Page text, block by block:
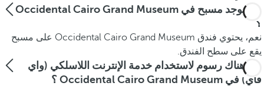
هل يوجد مسبح في Occidental Cairo Grand Museum
؟
نعم، يحتوي فندق Occidental Cairo Grand Museum على مسبح
يقع على سطح الفندق.
هل هناك رسوم لاستخدام خدمة الإنترنت اللاسلكي (واي
فاي) في Occidental Cairo Grand Museum ؟